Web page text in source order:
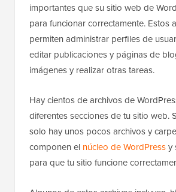
importantes que su sitio web de
para funcionar correctamente. Estos
permiten administrar perfiles de
editar publicaciones y páginas de
imágenes y realizar otras tareas.
Hay cientos de archivos de
diferentes secciones de tu sitio web.
solo hay unos pocos archivos y
componen el núcleo de WordPressy
para que tu sitio funcione